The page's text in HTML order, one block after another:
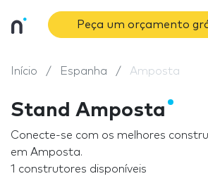
Peça um orçamento
Início Espanha Amposta
Stand Amposta
Conecte-se com os melhores
em Amposta.
1 construtores disponíveis